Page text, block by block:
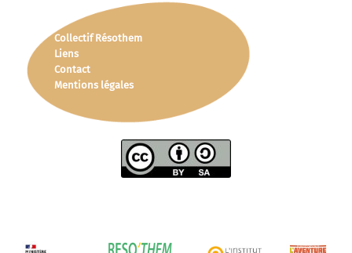
Collectif Résothem
Liens
Contact
Mentions légales